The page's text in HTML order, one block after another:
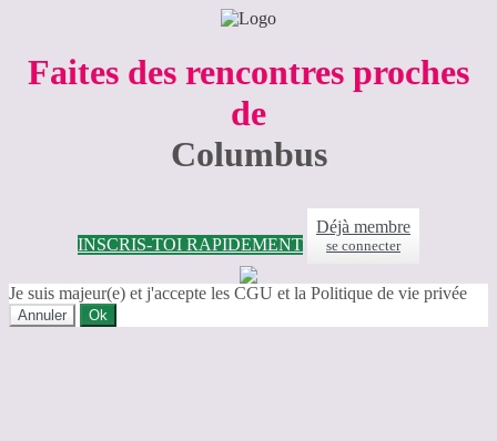
Faites des rencontres proches
de
Columbus
INSCRIS-TOI RAPIDEMENT
Déjà membre
se connecter
Je suis majeur(e) et j'accepte les CGU et la Politique de vie privée
Annuler Ok